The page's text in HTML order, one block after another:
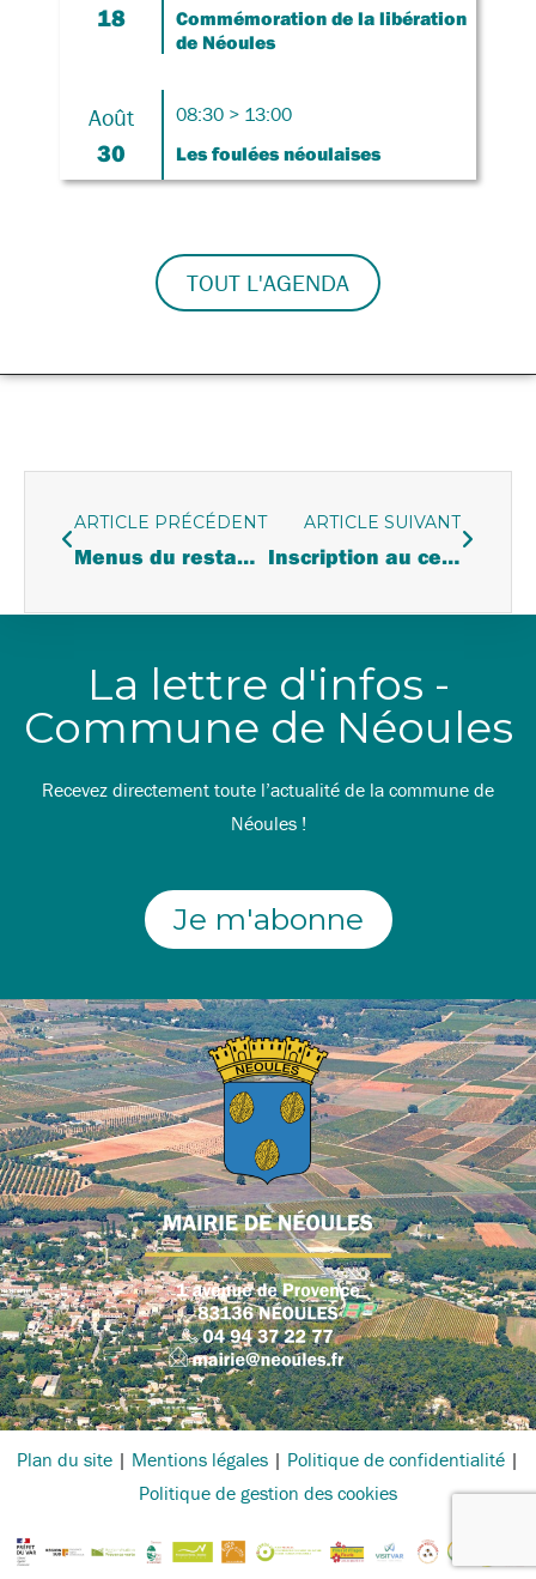
18
Commémoration de la libération
de Néoules
Août
30
08:30 > 13:00
Les foulées néoulaises
TOUT L'AGENDA
ARTICLE PRÉCÉDENT
Menus du restaurant scolaire du 2 au 27 mars 2026
ARTICLE SUIVANT
Inscription au centre de loisirs pour les vacances de Pâques 2026
La lettre d'infos -
Commune de Néoules
Recevez directement toute l’actualité de la commune de
Néoules !
Je m'abonne
Plan du site | Mentions légales | Politique de confidentialité |
Politique de gestion des cookies